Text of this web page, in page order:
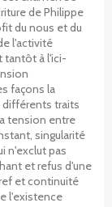
de Philippe
du nous et du
l'activité
tantôt à l'ici-
façons la
différents traits
tension entre
singularité
n'exclut pas
et refus d'une
et continuité
l'existence